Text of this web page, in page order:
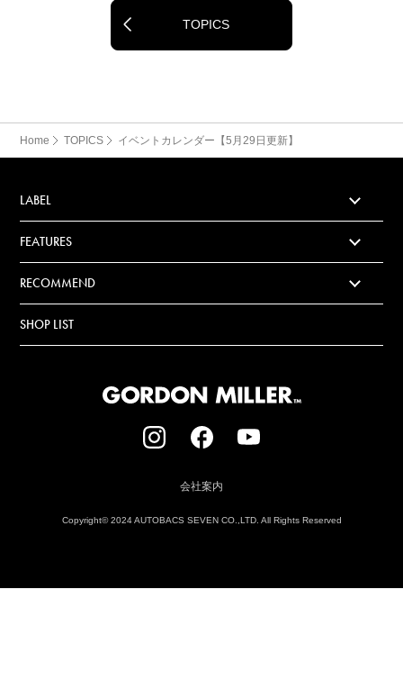
TOPICS
Home TOPICS イベントカレンダー【5月29日更新】
LABEL
FEATURES
RECOMMEND
SHOP LIST
会社案内
Copyright© 2024 AUTOBACS SEVEN CO.,LTD. All Rights Reserved